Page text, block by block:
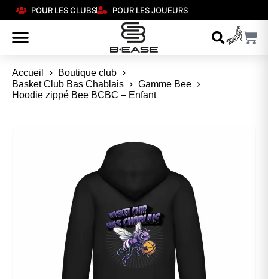
POUR LES CLUBS POUR LES JOUEURS
Accueil
Boutique club
Basket Club Bas Chablais
Gamme Bee
Hoodie zippé Bee BCBC – Enfant